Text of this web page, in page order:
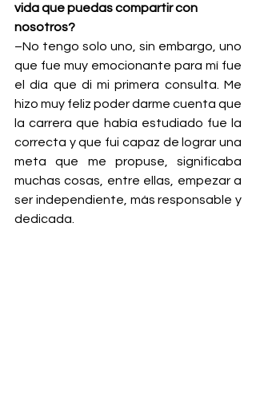
vida que puedas compartir con
nosotros?
–No tengo solo uno, sin embargo, uno
que fue muy emocionante para mí fue
el día que di mi primera consulta. Me
hizo muy feliz poder darme cuenta que
la carrera que había estudiado fue la
correcta y que fui capaz de lograr una
meta que me propuse, significaba
muchas cosas, entre ellas, empezar a
ser independiente, más responsable y
dedicada.